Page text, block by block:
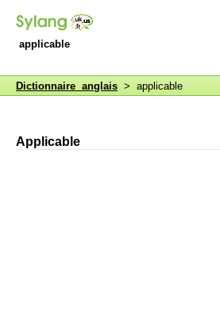
applicable
Dictionnaire anglais > applicable
Applicable